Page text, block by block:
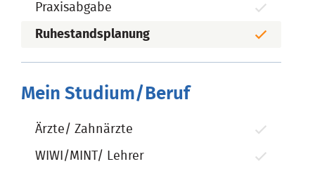
Praxisabgabe
Ruhestandsplanung
Mein Studium/Beruf
Ärzte/ Zahnärzte
WIWI/MINT/ Lehrer